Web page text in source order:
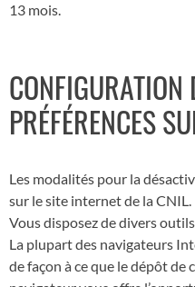
13 mois.
CONFIGURATION
PRÉFÉRENCES
Les modalités pour la
sur le site internet de la CNIL.
Vous disposez de divers
La plupart des navigateurs
de façon à ce que le dépôt